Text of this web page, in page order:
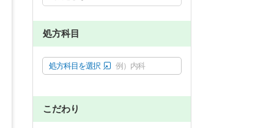
処方科目
処方科目を選択 例）内科
こだわり